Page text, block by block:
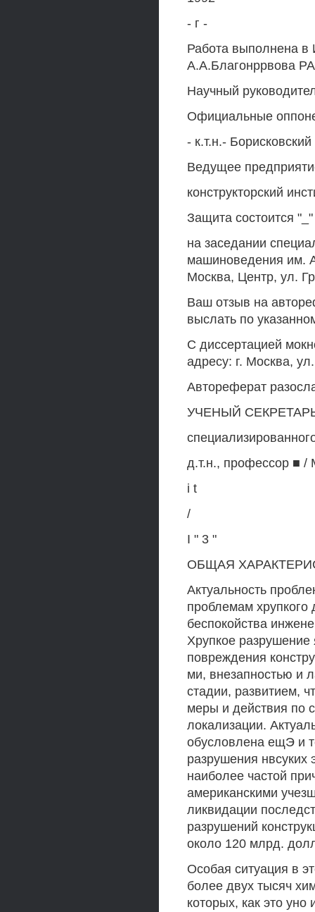
- г -
Работа выполнена в
А.А.Благонррвова
Научный
Официальные
- к.т.н.-
Ведущее
конструкторский
Защита состоится
на заседании
машиноведения им.
Москва, Центр, ул.
Ваш отзыв на
выслать по
С диссертацией
адресу: г. Москва,
Автореферат
УЧЕНЫЙ
д.т.н., профессор ■ /
i t
/
I " 3 "
ОБЩАЯ
Актуальность
проблемам хрупкого
беспокойства
Хрупкое
повреждения
ми, внезапностью и
стадии, развитием,
меры и действия по
локализации.
обусловлена ещЭ и
разрушения нвсуких
наиболее частой
американскими
ликвидации
разрушений
около 120 млрд.
Особая ситуация в
более двух тысяч
которых, как это